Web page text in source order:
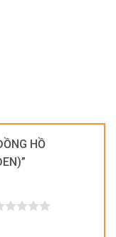
HỒ